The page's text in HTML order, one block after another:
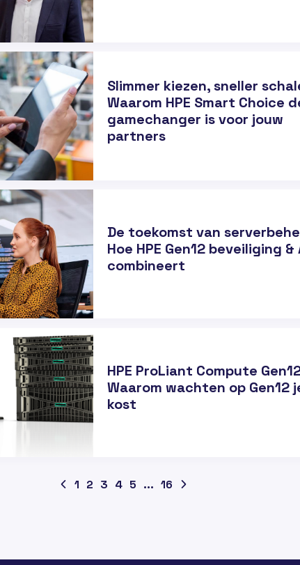
Slimmer kiezen, sneller
Waarom HPE Smart Choice
gamechanger is voor jouw
partners
De toekomst van
Hoe HPE Gen12 beveiliging &
combineert
HPE ProLiant Compute
Waarom wachten op Gen12
kost
1 2 3 4 5 ... 16